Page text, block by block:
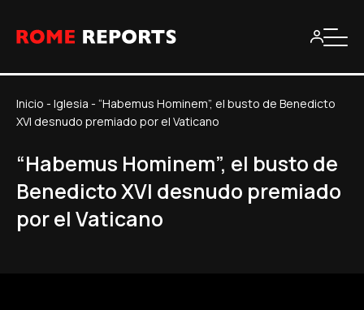
Inicio - Iglesia - “Habemus Hominem”, el busto de Benedicto
XVI desnudo premiado por el Vaticano
“Habemus Hominem”, el busto de
Benedicto XVI desnudo premiado
por el Vaticano